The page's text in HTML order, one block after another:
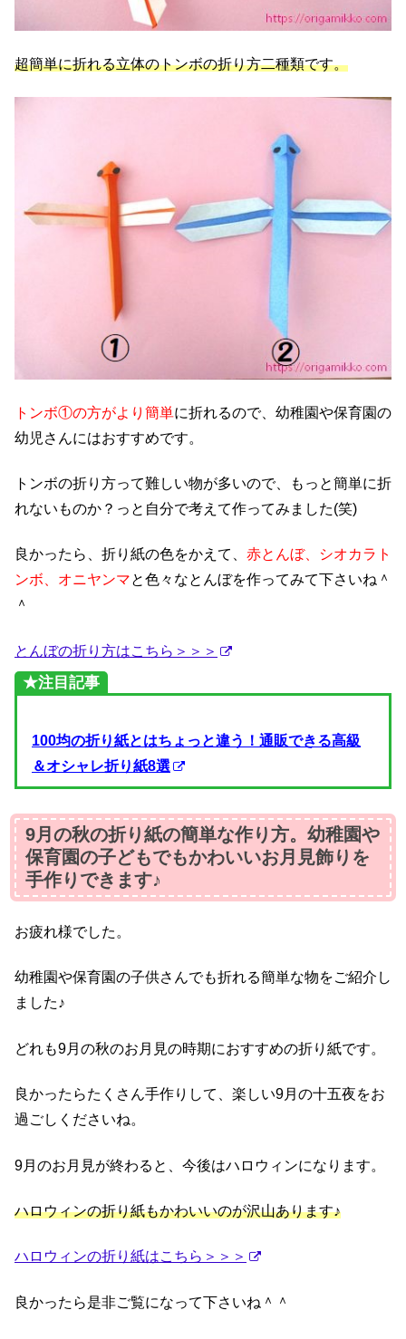
超簡単に折れる立体のトンボの折り方二種類です。
トンボ①の方がより簡単に折れるので、幼稚園や保育園の
幼児さんにはおすすめです。
トンボの折り方って難しい物が多いので、もっと簡単に折
れないものか？っと自分で考えて作ってみました(笑)
良かったら、折り紙の色をかえて、 赤とんぼ、シオカラト
ンボ、オニヤンマと色々なとんぼを作ってみて下さいね＾
＾
とんぼの折り方はこちら＞＞＞
★注目記事
100均の折り紙とはちょっと違う！通販できる高級
＆オシャレ折り紙8選
9月の秋の折り紙の簡単な作り方。幼稚園や
保育園の子どもでもかわいいお月見飾りを
手作りできます♪
お疲れ様でした。
幼稚園や保育園の子供さんでも折れる簡単な物をご紹介し
ました♪
どれも9月の秋のお月見の時期におすすめの折り紙です。
良かったらたくさん手作りして、楽しい9月の十五夜をお
過ごしくださいね。
9月のお月見が終わると、今後はハロウィンになります。
ハロウィンの折り紙もかわいいのが沢山あります♪
ハロウィンの折り紙はこちら＞＞＞
良かったら是非ご覧になって下さいね＾＾